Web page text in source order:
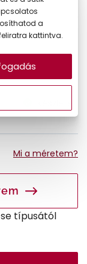
Mi a méretem?
típusától
a
kattintva.